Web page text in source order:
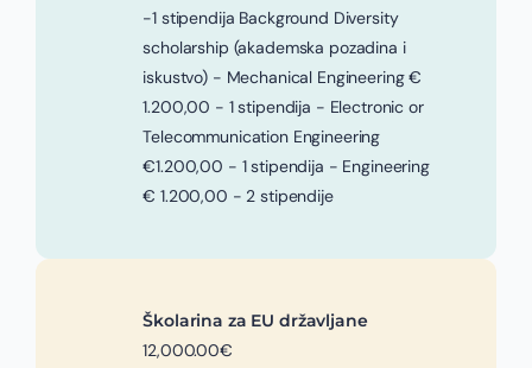
-1 stipendija Background Diversity
scholarship (akademska pozadina i
iskustvo) - Mechanical Engineering €
1.200,00 - 1 stipendija - Electronic or
Telecommunication Engineering
€1.200,00 - 1 stipendija - Engineering
€ 1.200,00 - 2 stipendije
Školarina za EU državljane
12,000.00€